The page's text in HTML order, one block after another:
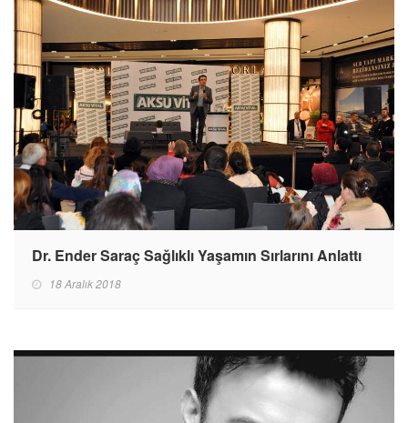
Dr. Ender Saraç Sağlıklı Yaşamın Sırlarını Anlattı
18 Aralık 2018